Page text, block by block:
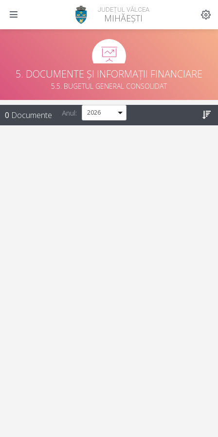
JUDEȚUL VÂLCEA
MIHĂEȘTI
5. DOCUMENTE ȘI INFORMAȚII FINANCIARE
5.5. BUGETUL GENERAL CONSOLIDAT
0 Documente Anul: